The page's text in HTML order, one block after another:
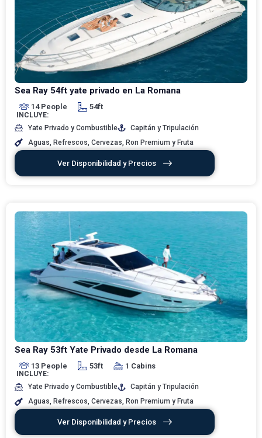
Sea Ray 54ft yate privado en La Romana
14 People 54ft
INCLUYE:
Yate Privado y Combustible
Capitán y Tripulación
Aguas, Refrescos, Cervezas, Ron Premium y Fruta
Ver Disponibilidad y Precios
Sea Ray 53ft Yate Privado desde La Romana
13 People 53ft 1 Cabins
INCLUYE:
Yate Privado y Combustible
Capitán y Tripulación
Aguas, Refrescos, Cervezas, Ron Premium y Fruta
Ver Disponibilidad y Precios